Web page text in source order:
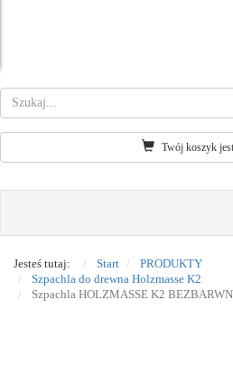
Twój koszyk
Jesteś tutaj: Start
PRODUKTY
Szpachla do drewna Holzmasse K2
Szpachla HOLZMASSE K2